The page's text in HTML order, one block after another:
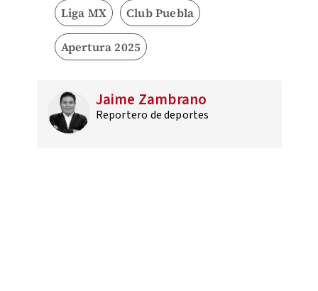
Liga MX Club Puebla
Apertura 2025
Jaime Zambrano
Reportero de deportes